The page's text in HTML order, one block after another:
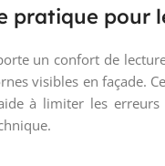
pratique pour
un confort de
visibles en façade.
à limiter les